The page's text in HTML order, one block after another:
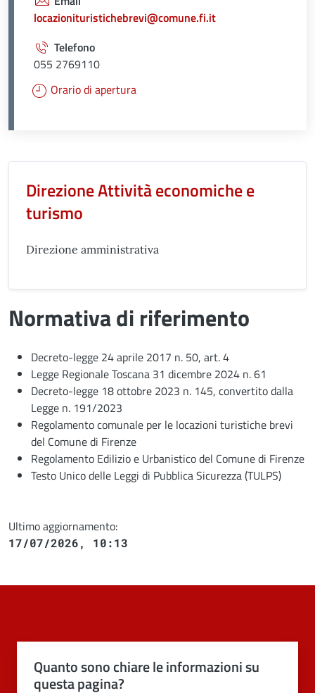
locazionituristichebrevi@comune.fi.it
Telefono
055 2769110
Orario di apertura
Unità organizzativa
Direzione Attività economiche e
turismo
Direzione amministrativa
Normativa di riferimento
Decreto-legge 24 aprile 2017 n. 50, art. 4
Legge Regionale Toscana 31 dicembre 2024 n. 61
Decreto-legge 18 ottobre 2023 n. 145, convertito dalla
Legge n. 191/2023
Regolamento comunale per le locazioni turistiche brevi
del Comune di Firenze
Regolamento Edilizio e Urbanistico del Comune di Firenze
Testo Unico delle Leggi di Pubblica Sicurezza (TULPS)
Ultimo aggiornamento:
17/07/2026, 10:13
Quanto sono chiare le informazioni su
questa pagina?